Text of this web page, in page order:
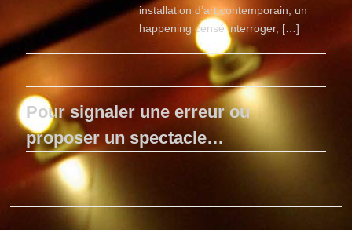
installation d’art contemporain, un
happening censé interroger, […]
Pour signaler une erreur ou
proposer un spectacle…